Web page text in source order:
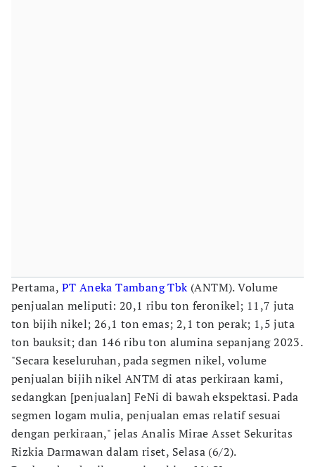
Pertama, PT Aneka Tambang Tbk(ANTM). Volume
penjualan meliputi: 20,1 ribu ton feronikel; 11,7 juta
ton bijih nikel; 26,1 ton emas; 2,1 ton perak; 1,5 juta
ton bauksit; dan 146 ribu ton alumina sepanjang 2023.
"Secara keseluruhan, pada segmen nikel, volume
penjualan bijih nikel ANTM di atas perkiraan kami,
sedangkan [penjualan] FeNi di bawah ekspektasi. Pada
segmen logam mulia, penjualan emas relatif sesuai
dengan perkiraan," jelas Analis Mirae Asset Sekuritas
Rizkia Darmawan dalam riset, Selasa (6/2).